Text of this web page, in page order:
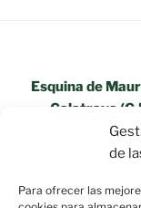
de
Para ofrecer las
Esquina de
Calatrava
«Aviso Legal»